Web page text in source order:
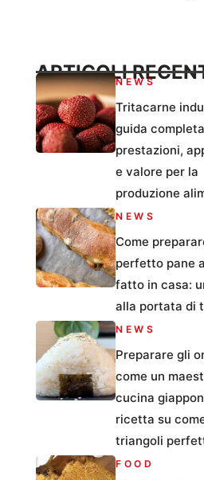
ARTICOLINEWS
Tritacarne
guida
prestazioni,
e valore per la
produzione
NEWS
Come
perfetto pane
fatto in casa:
alla portata di
NEWS
Preparare gli
come un
cucina
ricetta su
triangoli
FOOD